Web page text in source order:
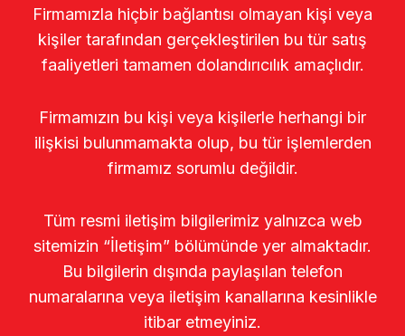
Firmamızla hiçbir bağlantısı olmayan kişi veya
kişiler tarafından gerçekleştirilen bu tür satış
faaliyetleri tamamen dolandırıcılık amaçlıdır.
Firmamızın bu kişi veya kişilerle herhangi bir
ilişkisi bulunmamakta olup, bu tür işlemlerden
firmamız sorumlu değildir.
Tüm resmi iletişim bilgilerimiz yalnızca web
sitemizin “İletişim” bölümünde yer almaktadır.
Bu bilgilerin dışında paylaşılan telefon
numaralarına veya iletişim kanallarına kesinlikle
itibar etmeyiniz.